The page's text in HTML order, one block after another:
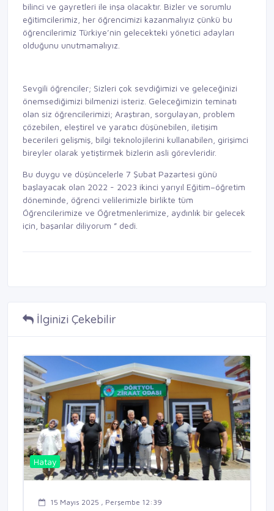
bilinci ve gayretleri ile inşa olacaktır. Bizler ve sorumlu
eğitimcilerimiz, her öğrencimizi kazanmalıyız çünkü bu
öğrencilerimiz Türkiye’nin gelecekteki yönetici adayları
olduğunu unutmamalıyız.
Sevgili öğrenciler; Sizleri çok sevdiğimizi ve geleceğinizi
önemsediğimizi bilmenizi isteriz. Geleceğimizin teminatı
olan siz öğrencilerimizi; Araştıran, sorgulayan, problem
çözebilen, eleştirel ve yaratıcı düşünebilen, iletişim
becerileri gelişmiş, bilgi teknolojilerini kullanabilen, girişimci
bireyler olarak yetiştirmek bizlerin asli görevleridir.
Bu duygu ve düşüncelerle 7 Şubat Pazartesi günü
başlayacak olan 2022 - 2023 ikinci yarıyıl Eğitim–öğretim
döneminde, öğrenci velilerimizle birlikte tüm
Öğrencilerimize ve Öğretmenlerimize, aydınlık bir gelecek
için, başarılar diliyorum ” dedi.
İlginizi Çekebilir
Hatay
15 Mayıs 2025 , Perşembe 12:39